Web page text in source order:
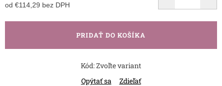
od €114,29 bez DPH
cena:
PRIDAŤ DO KOŠÍKA
Kód:Zvoľte variant
Opýtať sa
Zdieľať